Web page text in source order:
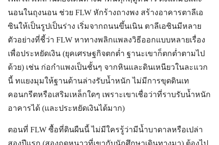
นอนในถุงนอน ช่วย FLW หักร้างถางพง สร้างอาคารตาลีเอ
ซินให้เป็นรูปเป็นร่าง เริ่มจากถนนขึ้นเนิน ตาลีเอซินมีหลาย
ตัวอย่างที่ชี้ว่า FLW หาทางพลิกแพลงวิธีออกแบบหลายเรื่อง
เพื่อประหยัดเงิน (ยุคเศรษฐกิจตกต่ำ ฐานะเขาก็ตกต่ำตามไป
ด้วย) เช่น ก่อกำแพงเป็นชั้นๆ จากหินและดินเหนียวในละแวก
นี้ ทแยงมุมให้ฐานด้านล่างรับน้ำหนัก ไม่มีการขุดดินเท
คอนกรีตหรือเสริมเหล็กใดๆ เพราะเขาเชื่อว่าที่ราบรับน้ำหนัก
อาคารได้ (และประหยัดเงินได้มาก)
ตอนที่ FLW ซื้อที่ดินผืนนี้ ไม่มีใครรู้ว่ามีน้ำบาดาลหรือเปล่า
สองปีแรก (สองฤดูหนาวที่เขากับนักศึกษาเดินทางมา) ต้องไป